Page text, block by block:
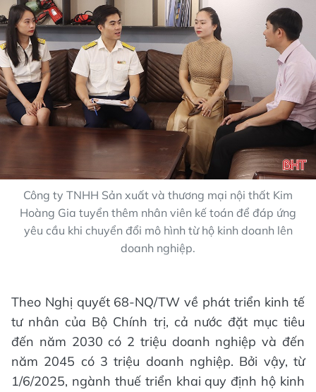
Công ty TNHH Sản xuất và thương mại nội thất Kim
Hoàng Gia tuyển thêm nhân viên kế toán để đáp ứng
yêu cầu khi chuyển đổi mô hình từ hộ kinh doanh lên
doanh nghiệp.
Theo Nghị quyết 68-NQ/TW về phát triển kinh tế
tư nhân của Bộ Chính trị, cả nước đặt mục tiêu
đến năm 2030 có 2 triệu doanh nghiệp và đến
năm 2045 có 3 triệu doanh nghiệp. Bởi vậy, từ
1/6/2025, ngành thuế triển khai quy định hộ kinh